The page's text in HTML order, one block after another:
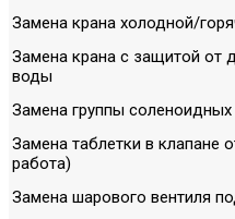
Замена крана холодной/
Замена крана с защитой от
воды
Замена группы соленоидных
Замена таблетки в клапане
работа)
Замена шарового вентиля